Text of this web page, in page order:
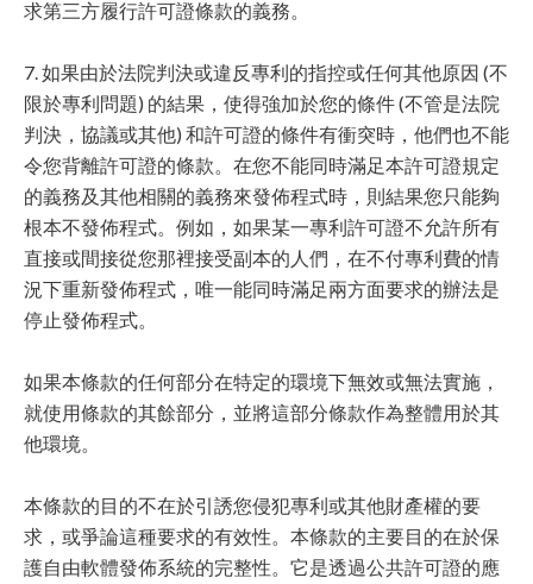
求第三方履行許可證條款的義務。
7. 如果由於法院判決或違反專利的指控或任何其他原因 (不
限於專利問題) 的結果，使得強加於您的條件 (不管是法院
判決，協議或其他) 和許可證的條件有衝突時，他們也不能
令您背離許可證的條款。在您不能同時滿足本許可證規定
的義務及其他相關的義務來發佈程式時，則結果您只能夠
根本不發佈程式。例如，如果某一專利許可證不允許所有
直接或間接從您那裡接受副本的人們，在不付專利費的情
況下重新發佈程式，唯一能同時滿足兩方面要求的辦法是
停止發佈程式。
如果本條款的任何部分在特定的環境下無效或無法實施，
就使用條款的其餘部分，並將這部分條款作為整體用於其
他環境。
本條款的目的不在於引誘您侵犯專利或其他財產權的要
求，或爭論這種要求的有效性。本條款的主要目的在於保
護自由軟體發佈系統的完整性。它是透過公共許可證的應